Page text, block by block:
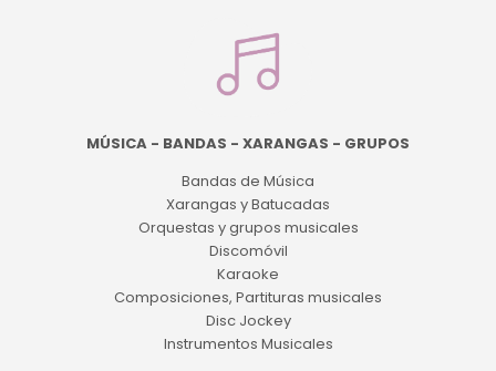
MÚSICA - BANDAS - XARANGAS - GRUPOS
Bandas de Música
Xarangas y Batucadas
Orquestas y grupos musicales
Discomóvil
Karaoke
Composiciones, Partituras musicales
Disc Jockey
Instrumentos Musicales